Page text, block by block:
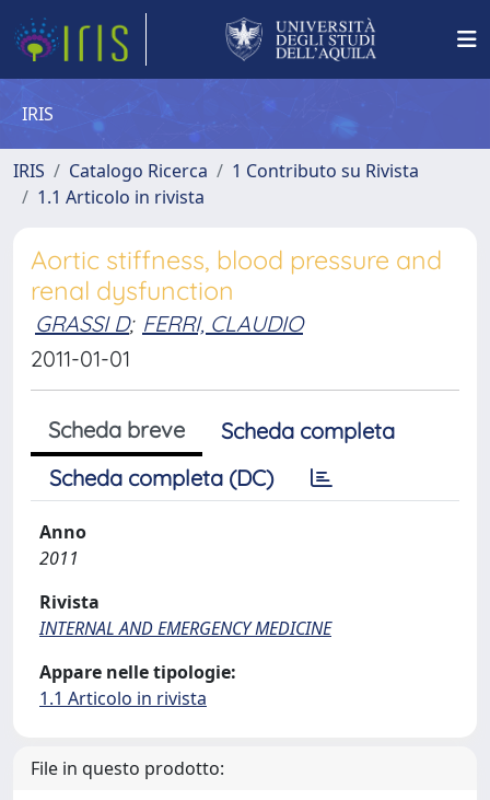
IRIS
IRIS Catalogo Ricerca
1 Contributo su Rivista
1.1 Articolo in rivista
Aortic stiffness, blood pressure and
renal dysfunction
GRASSI D; FERRI, CLAUDIO
2011-01-01
Scheda breve
Scheda completa
Scheda completa (DC)
Anno
2011
Rivista
INTERNAL AND EMERGENCY MEDICINE
Appare nelle tipologie:
1.1 Articolo in rivista
File in questo prodotto: